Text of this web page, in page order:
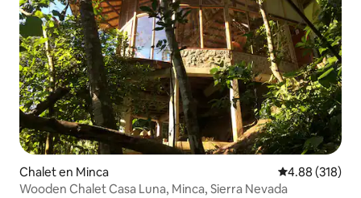
Chalet en Minca Calificación
4.88 (318)
Wooden Chalet Casa Luna, Minca, Sierra Nevada